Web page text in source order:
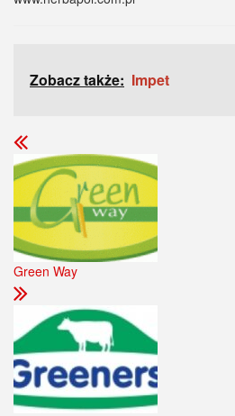
Zobacz także: Impet
Green Way